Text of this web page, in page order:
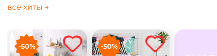
все хиты →
-50% -50%